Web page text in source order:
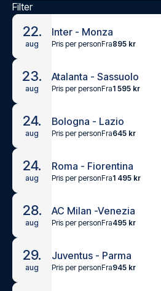
Filter
22.
aug
Inter - Monza
Pris per personFra895 kr
23.
aug
Atalanta - Sassuolo
Pris per personFra1 595 kr
24.
aug
Bologna - Lazio
Pris per personFra645 kr
24.
aug
Roma - Fiorentina
Pris per personFra1 495 kr
28.
aug
AC Milan -Venezia
Pris per personFra495 kr
29.
aug
Juventus - Parma
Pris per personFra945 kr